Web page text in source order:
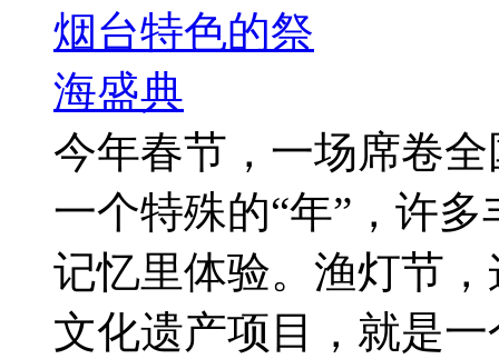
今年春节，一场席卷
一个特殊的“年”，许
记忆里体验。渔灯节
文化遗产项目，就是